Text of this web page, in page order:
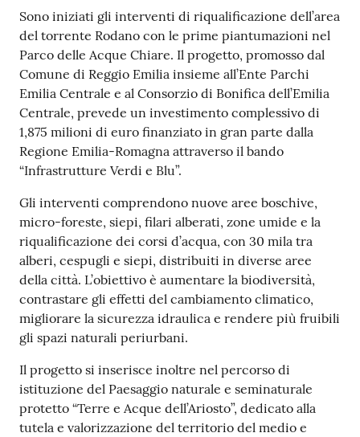
n
t
i
Seguici
su
Contenuto
Sono iniziati gli interventi di riqualificazione dell’area
del torrente Rodano con le prime piantumazioni nel
Parco delle Acque Chiare. Il progetto, promosso dal
Comune di Reggio Emilia insieme all’Ente Parchi
Emilia Centrale e al Consorzio di Bonifica dell’Emilia
Centrale, prevede un investimento complessivo di
1,875 milioni di euro finanziato in gran parte dalla
Regione Emilia-Romagna attraverso il bando
“Infrastrutture Verdi e Blu”.
Gli interventi comprendono nuove aree boschive,
micro-foreste, siepi, filari alberati, zone umide e la
riqualificazione dei corsi d’acqua, con 30 mila tra
alberi, cespugli e siepi, distribuiti in diverse aree
della città. L’obiettivo è aumentare la biodiversità,
contrastare gli effetti del cambiamento climatico,
migliorare la sicurezza idraulica e rendere più fruibili
gli spazi naturali periurbani.
Il progetto si inserisce inoltre nel percorso di
istituzione del Paesaggio naturale e seminaturale
protetto “Terre e Acque dell’Ariosto”, dedicato alla
tutela e valorizzazione del territorio del medio e